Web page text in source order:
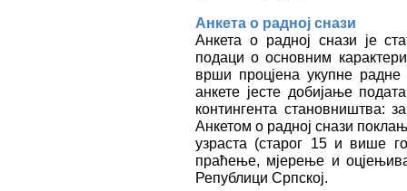
Aнкета о радној снази
Анкета о радној снази је
подаци о основним
врши процјена укупне
анкете јесте добијање
контингента становништва:
Анкетом о радној снази
узраста (старог 15 и више
праћење, мјерење и
Републици Српској.